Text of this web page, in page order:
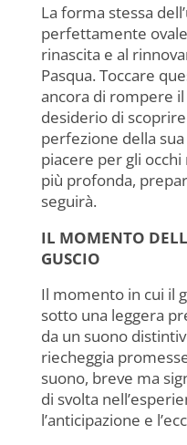
La forma stessa
perfettamente
rinascita e al
Pasqua. Toccare
ancora di rompere
desiderio di scoprire
perfezione della
piacere per gli occhi
più profonda,
seguirà.
IL MOMENTO
GUSCIO
Il momento in cui il
sotto una leggera
da un suono
riecheggia
suono, breve ma
di svolta
l’anticipazione e